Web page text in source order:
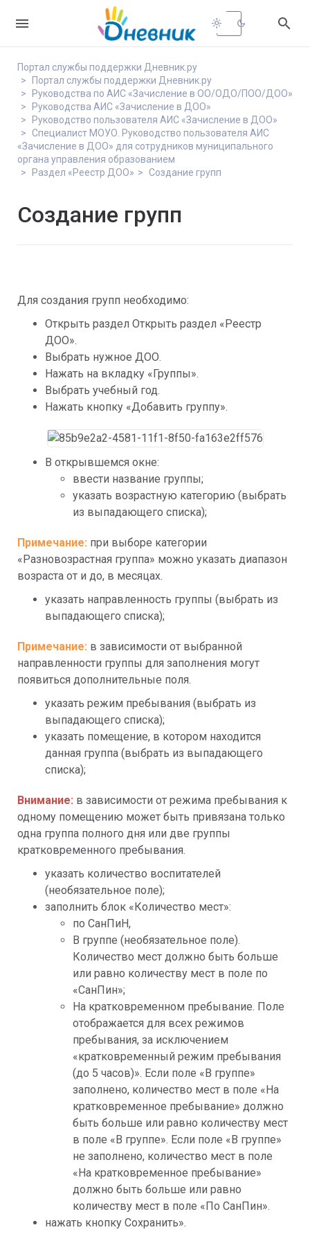
 light_mode dark_mode 
Портал службы поддержки Дневник.ру
Портал службы поддержки Дневник.ру
Руководства по АИС «Зачисление в ОО/ОДО/ПОО/ДОО»
Руководства АИС «Зачисление в ДОО»
Руководство пользователя АИС «Зачисление в ДОО»
Специалист МОУО. Руководство пользователя АИС
«Зачисление в ДОО» для сотрудников муниципального
органа управления образованием
Раздел «Реестр ДОО»
Создание групп
Создание групп
Для создания групп необходимо:
Открыть раздел Открыть раздел «Реестр
ДОО».
Выбрать нужное ДОО.
Нажать на вкладку «Группы».
Выбрать учебный год.
Нажать кнопку «Добавить группу».
В открывшемся окне:
ввести название группы;
указать возрастную категорию (выбрать
из выпадающего списка);
Примечание: при выборе категории
«Разновозрастная группа» можно указать диапазон
возраста от и до, в месяцах.
указать направленность группы (выбрать из
выпадающего списка);
Примечание: в зависимости от выбранной
направленности группы для заполнения могут
появиться дополнительные поля.
указать режим пребывания (выбрать из
выпадающего списка);
указать помещение, в котором находится
данная группа (выбрать из выпадающего
списка);
Внимание: в зависимости от режима пребывания к
одному помещению может быть привязана только
одна группа полного дня или две группы
кратковременного пребывания.
указать количество воспитателей
(необязательное поле);
заполнить блок «Количество мест»:
по СанПиН,
В группе (необязательное поле).
Количество мест должно быть больше
или равно количеству мест в поле по
«СанПин»;
На кратковременном пребывание. Поле
отображается для всех режимов
пребывания, за исключением
«кратковременный режим пребывания
(до 5 часов)». Если поле «В группе»
заполнено, количество мест в поле «На
кратковременное пребывание» должно
быть больше или равно количеству мест
в поле «В группе». Если поле «В группе»
не заполнено, количество мест в поле
«На кратковременное пребывание»
должно быть больше или равно
количеству мест в поле «По СанПин».
нажать кнопку Сохранить».